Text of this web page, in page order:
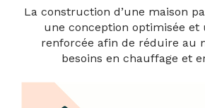
La construction d’une maison
une conception optimisée et
renforcée afin de réduire au
besoins en chauffage et